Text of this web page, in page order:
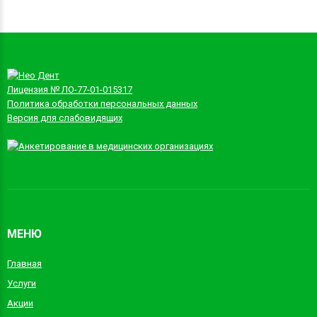
Лицензия № ЛО-77-01-015317
Политика обработки персональных данных
Версия для слабовидящих
МЕНЮ
Главная
Услуги
Акции